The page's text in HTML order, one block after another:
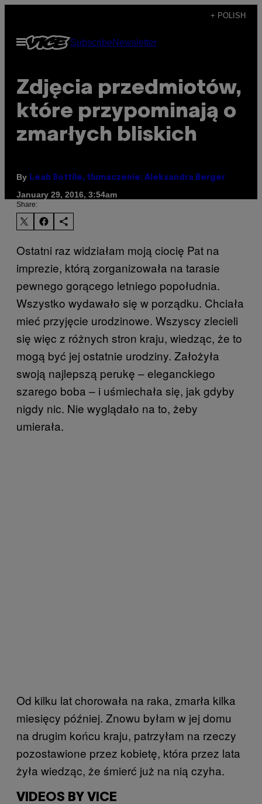
content
+ POLISH
Open
Menu
SubscribeNewsletter
Zdjęcia przedmiotów,
które przypominają o
zmarłych bliskich
By Leah Sottile, tłumaczenie: Aleksandra Berger
January 29, 2016, 3:54am
Share:
Ostatni raz widziałam moją ciocię Pat na
imprezie, którą zorganizowała na tarasie
pewnego gorącego letniego popołudnia.
Wszystko wydawało się w porządku. Chciała
mieć przyjęcie urodzinowe. Wszyscy zlecieli
się więc z różnych stron kraju, wiedząc, że to
mogą być jej ostatnie urodziny. Założyła
swoją najlepszą perukę – eleganckiego
szarego boba – i uśmiechała się, jak gdyby
nigdy nic. Nie wyglądało na to, żeby
umierała.
Od kilku lat chorowała na raka, zmarła kilka
miesięcy później. Znowu byłam w jej domu
na drugim końcu kraju, patrzyłam na rzeczy
pozostawione przez kobietę, która przez lata
żyła wiedząc, że śmierć już na nią czyha.
VIDEOS BY VICE